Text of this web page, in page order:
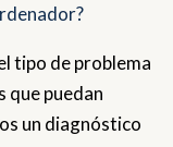
tipo de problema
que puedan
un diagnóstico